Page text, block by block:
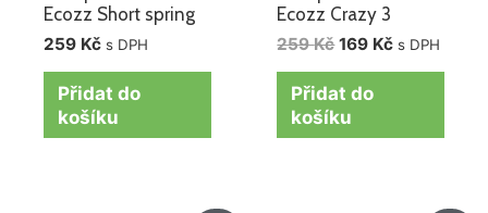
Ecozz Short spring
259 Kč s DPH
Přidat do
košíku
Ecozz Crazy 3
259Kč 169 Kč s DPH
Přidat do
košíku